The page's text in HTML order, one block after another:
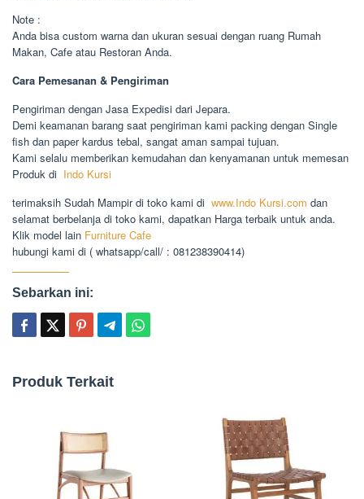
Note :
Anda bisa custom warna dan ukuran sesuai dengan ruang Rumah
Makan, Cafe atau Restoran Anda.
Cara Pemesanan & Pengiriman
Pengiriman dengan Jasa Expedisi dari Jepara.
Demi keamanan barang saat pengiriman kami packing dengan Single
fish dan paper kardus tebal, sangat aman sampai tujuan.
Kami selalu memberikan kemudahan dan kenyamanan untuk memesan
Produk di Indo Kursi
terimaksih Sudah Mampir di toko kami di www.Indo Kursi.com dan
selamat berbelanja di toko kami, dapatkan Harga terbaik untuk anda.
Klik model lain Furniture Cafe
hubungi kami di ( whatsapp/call/ : 081238390414)
Sebarkan ini:
Produk Terkait